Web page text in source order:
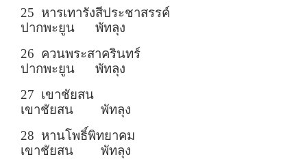
25 หารเทารังสีประชาสรรค์
ปากพะยูน พัทลุง
26 ควนพระสาครินทร์
ปากพะยูน พัทลุง
27 เขาชัยสน
เขาชัยสน พัทลุง
28 หานโพธิ์พิทยาคม
เขาชัยสน พัทลุง